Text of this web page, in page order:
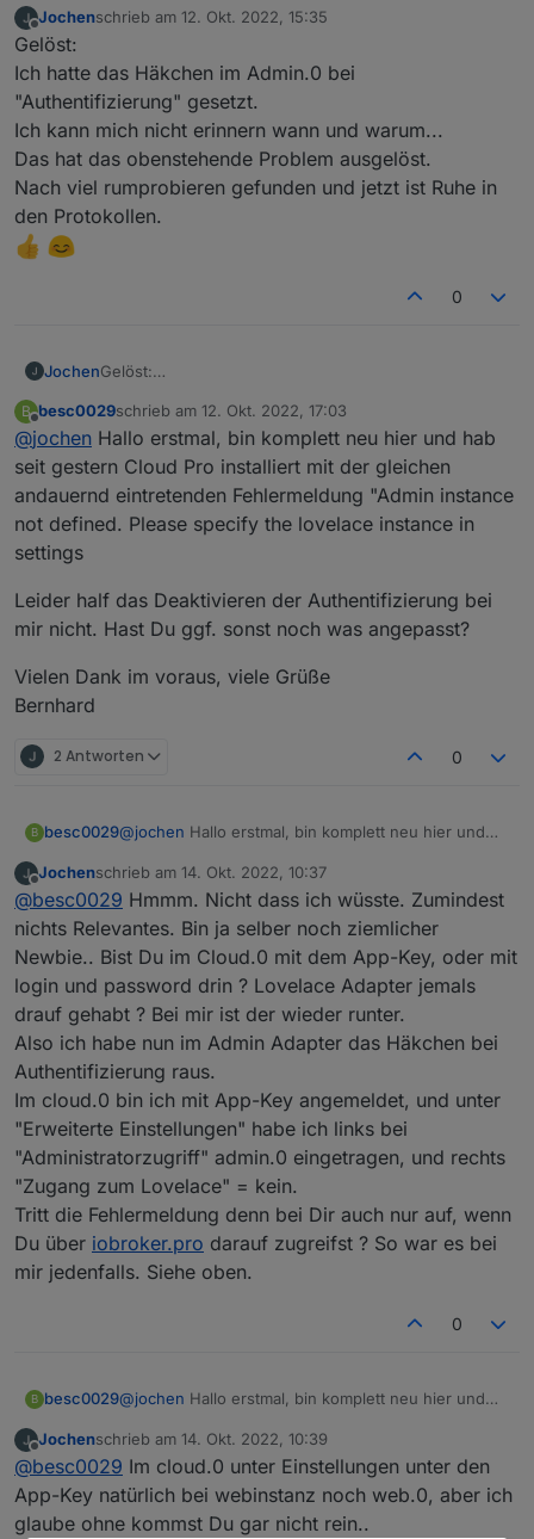
Offline
Jochenschrieb am 12. Okt. 2022, 15:35
zuletzt editiert von
Gelöst:
Ich hatte das Häkchen im Admin.0 bei
"Authentifizierung" gesetzt.
Ich kann mich nicht erinnern wann und warum...
Das hat das obenstehende Problem ausgelöst.
Nach viel rumprobieren gefunden und jetzt ist Ruhe in
den Protokollen.
0
JochenGelöst:
"Authentifizierung" gesetzt.
Ich kann mich nicht erinnern wann und warum...
Das hat das obenstehende Problem ausgelöst.
Nach viel rumprobieren gefunden und jetzt ist Ruhe in
den Protokollen.
B
Offline
besc0029schrieb am 12. Okt. 2022, 17:03
zuletzt editiert von
@jochen Hallo erstmal, bin komplett neu hier und hab
seit gestern Cloud Pro installiert mit der gleichen
andauernd eintretenden Fehlermeldung "Admin instance
not defined. Please specify the lovelace instance in
settings
Leider half das Deaktivieren der Authentifizierung bei
mir nicht. Hast Du ggf. sonst noch was angepasst?
Vielen Dank im voraus, viele Grüße
Bernhard
2 Antworten 0
B besc0029@jochen Hallo erstmal, bin komplett neu hier und
gleichen andauernd eintretenden Fehlermeldung
"Admin instance not defined. Please specify the
lovelace instance in settings
Leider half das Deaktivieren der Authentifizierung
bei mir nicht. Hast Du ggf. sonst noch was
angepasst?
Vielen Dank im voraus, viele Grüße
Bernhard
Offline
Jochenschrieb am 14. Okt. 2022, 10:37
zuletzt editiert von
@besc0029 Hmmm. Nicht dass ich wüsste. Zumindest
nichts Relevantes. Bin ja selber noch ziemlicher
Newbie.. Bist Du im Cloud.0 mit dem App-Key, oder mit
login und password drin ? Lovelace Adapter jemals
drauf gehabt ? Bei mir ist der wieder runter.
Also ich habe nun im Admin Adapter das Häkchen bei
Authentifizierung raus.
Im cloud.0 bin ich mit App-Key angemeldet, und unter
"Erweiterte Einstellungen" habe ich links bei
"Administratorzugriff" admin.0 eingetragen, und rechts
"Zugang zum Lovelace" = kein.
Tritt die Fehlermeldung denn bei Dir auch nur auf, wenn
Du über iobroker.pro darauf zugreifst ? So war es bei
mir jedenfalls. Siehe oben.
0
B besc0029@jochen Hallo erstmal, bin komplett neu hier und
gleichen andauernd eintretenden Fehlermeldung
"Admin instance not defined. Please specify the
lovelace instance in settings
Leider half das Deaktivieren der Authentifizierung
bei mir nicht. Hast Du ggf. sonst noch was
angepasst?
Vielen Dank im voraus, viele Grüße
Bernhard
Offline
Jochenschrieb am 14. Okt. 2022, 10:39
zuletzt editiert von
@besc0029 Im cloud.0 unter Einstellungen unter den
App-Key natürlich bei webinstanz noch web.0, aber ich
glaube ohne kommst Du gar nicht rein..